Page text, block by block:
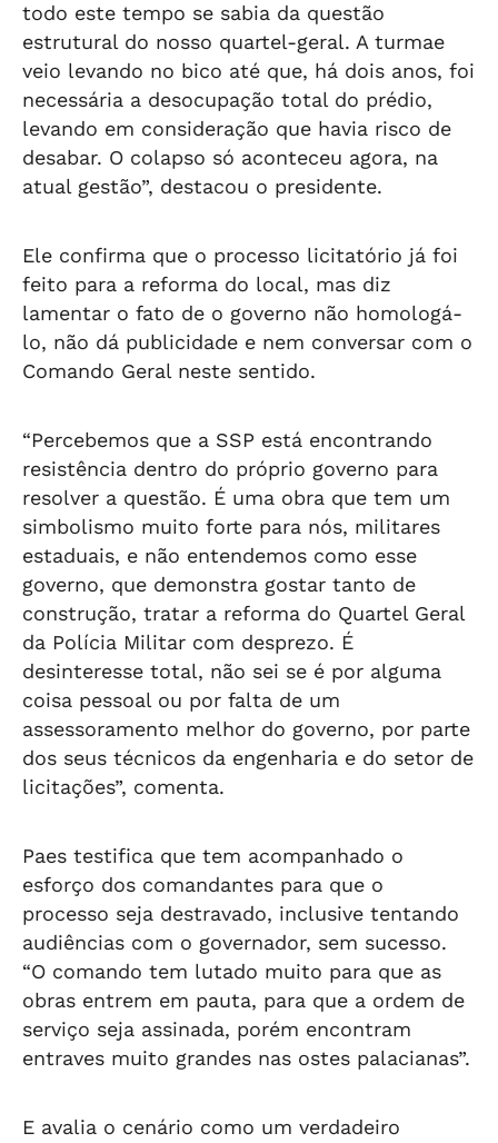
todo este tempo se sabia da questão
estrutural do nosso quartel-geral. A turmae
veio levando no bico até que, há dois anos, foi
necessária a desocupação total do prédio,
levando em consideração que havia risco de
desabar. O colapso só aconteceu agora, na
atual gestão”, destacou o presidente.
Ele confirma que o processo licitatório já foi
feito para a reforma do local, mas diz
lamentar o fato de o governo não homologá-
lo, não dá publicidade e nem conversar com o
Comando Geral neste sentido.
“Percebemos que a SSP está encontrando
resistência dentro do próprio governo para
resolver a questão. É uma obra que tem um
simbolismo muito forte para nós, militares
estaduais, e não entendemos como esse
governo, que demonstra gostar tanto de
construção, tratar a reforma do Quartel Geral
da Polícia Militar com desprezo. É
desinteresse total, não sei se é por alguma
coisa pessoal ou por falta de um
assessoramento melhor do governo, por parte
dos seus técnicos da engenharia e do setor de
licitações”, comenta.
Paes testifica que tem acompanhado o
esforço dos comandantes para que o
processo seja destravado, inclusive tentando
audiências com o governador, sem sucesso.
“O comando tem lutado muito para que as
obras entrem em pauta, para que a ordem de
serviço seja assinada, porém encontram
entraves muito grandes nas ostes palacianas”.
E avalia o cenário como um verdadeiro